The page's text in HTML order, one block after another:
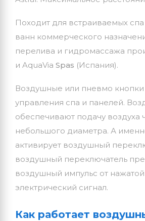
Походит для встраиваемых
ванн коммерческого
перелива и гидромассажа
и AquaVia Spas (Испания).
Воздушные или пневмо кнопки
управления спа и панелей.
обеспечивают подачу воздуха
небольшого диаметра. А
активирует воздушный
воздушный переключатель
воздушный импульс от
электрический сигнал.
Как работает